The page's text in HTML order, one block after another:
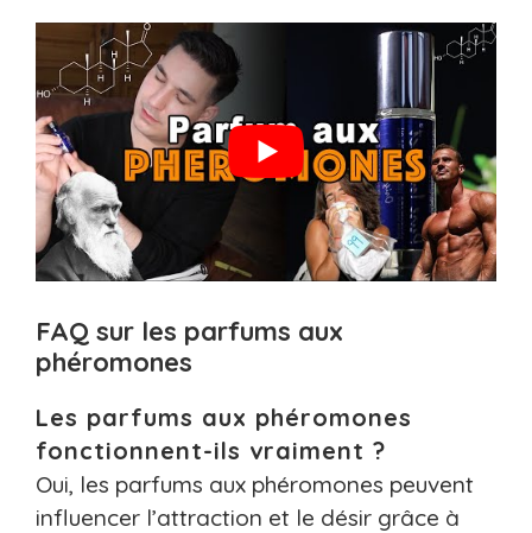
FAQ sur les parfums aux
phéromones
Les parfums aux phéromones
fonctionnent-ils vraiment ?
Oui, les parfums aux phéromones peuvent
influencer l’attraction et le désir grâce à